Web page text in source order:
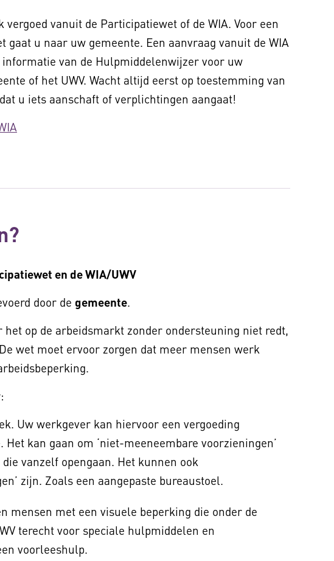
vanuit de Participatiewet of de WIA. Voor een
gaat u naar uw gemeente. Een aanvraag vanuit de WIA
informatie van de Hulpmiddelenwijzer voor uw
of het UWV. Wacht altijd eerst op toestemming van
u iets aanschaft of verplichtingen aangaat!
en de WIA/UWV
door de gemeente.
het op de arbeidsmarkt zonder ondersteuning niet redt,
wet moet ervoor zorgen dat meer mensen werk
Uw werkgever kan hiervoor een vergoeding
kan gaan om ‘niet-meeneembare voorzieningen’
vanzelf opengaan. Het kunnen ook
zijn. Zoals een aangepaste bureaustoel.
mensen met een visuele beperking die onder de
terecht voor speciale hulpmiddelen en
voorleeshulp.